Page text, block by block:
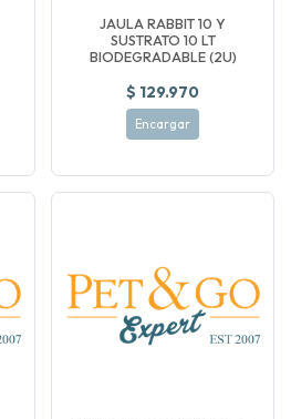
JAULA RABBIT 10 Y
SUSTRATO 10 LT
BIODEGRADABLE (2U)
$ 129.970
Encargar